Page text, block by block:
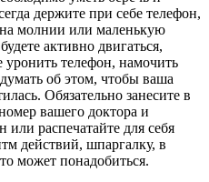
держите при себе телефон,
молнии или маленькую
активно двигаться,
уронить телефон, намочить
об этом, чтобы ваша
Обязательно занесите в
вашего доктора и
распечатайте для себя
действий, шпаргалку, в
может понадобиться.